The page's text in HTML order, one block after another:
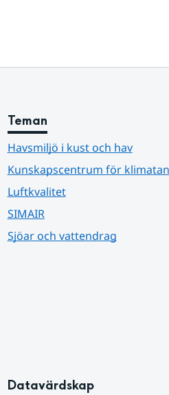
Teman
Havsmiljö i kust och hav
Kunskapscentrum för
Luftkvalitet
SIMAIR
Sjöar och vattendrag
Datavärdskap